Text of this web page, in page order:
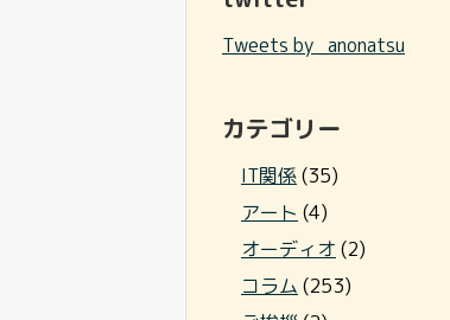
Tweets by _anonatsu
カテゴリー
IT関係(35)
アート (4)
オーディオ (2)
コラム (253)